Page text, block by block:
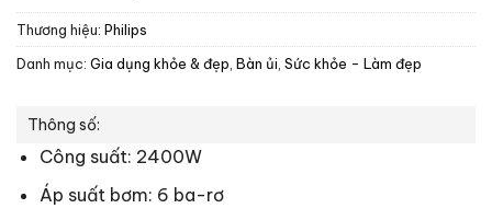
Thương hiệu: Philips
Danh mục: Gia dụng khỏe & đẹp Bàn ủi Sức khỏe - Làm đẹp
Thông số:
Công suất: 2400W
Áp suất bơm: 6 ba-rơ